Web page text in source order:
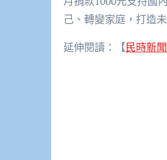
己、轉變家庭，打造
延伸閱讀：【民時新聞